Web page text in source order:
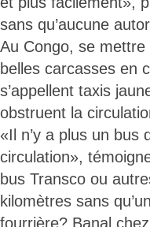
sans qu’aucune
Au Congo, se mettre
belles carcasses en
s’appellent taxis
obstruent la
«Il n’y a plus un
circulation»,
bus Transco ou
kilomètres sans
fourrière? Banal